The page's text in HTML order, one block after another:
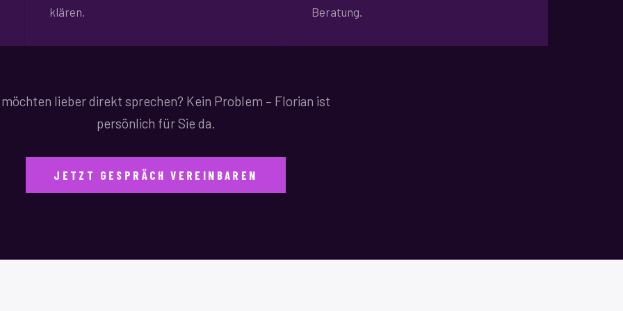
klären. Beratung.
lieber direkt sprechen? Kein Problem – Florian ist
persönlich für Sie da.
JETZT GESPRÄCH VEREINBAREN